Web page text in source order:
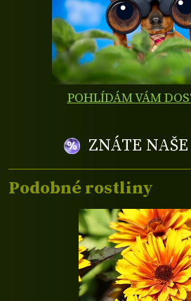
POHLÍDÁM VÁM
ZNÁTE NAŠE
Podobné rostliny